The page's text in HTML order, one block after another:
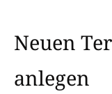
Neuen
anlegen